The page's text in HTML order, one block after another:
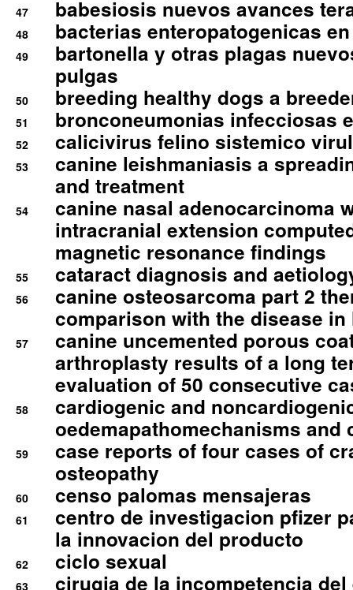
47 babesiosis nuevos avances
48 bacterias enteropatogenicas
49
bartonella y otras plagas
pulgas
50 breeding healthy dogs a
51 bronconeumonias infecciosas
52 calicivirus felino sistemico
53
canine leishmaniasis a
and treatment
54
canine nasal adenocarcinoma
intracranial extension
magnetic resonance findings
55 cataract diagnosis and
56
canine osteosarcoma part 2
comparison with the disease in
57
canine uncemented porous
arthroplasty results of a long
evaluation of 50 consecutive
58
cardiogenic and
oedemapathomechanisms and
59
case reports of four cases of
osteopathy
60 censo palomas mensajeras
61
centro de investigacion pfizer
la innovacion del producto
62 ciclo sexual
63 cirugia de la incompetencia